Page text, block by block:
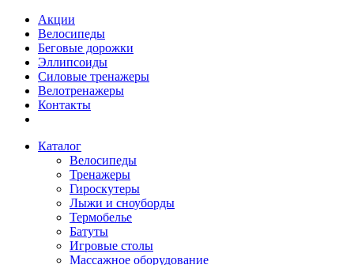
Акции
Велосипеды
Беговые дорожки
Эллипсоиды
Силовые тренажеры
Велотренажеры
Контакты
Каталог
Велосипеды
Тренажеры
Гироскутеры
Лыжи и сноуборды
Термобелье
Батуты
Игровые столы
Массажное оборудование